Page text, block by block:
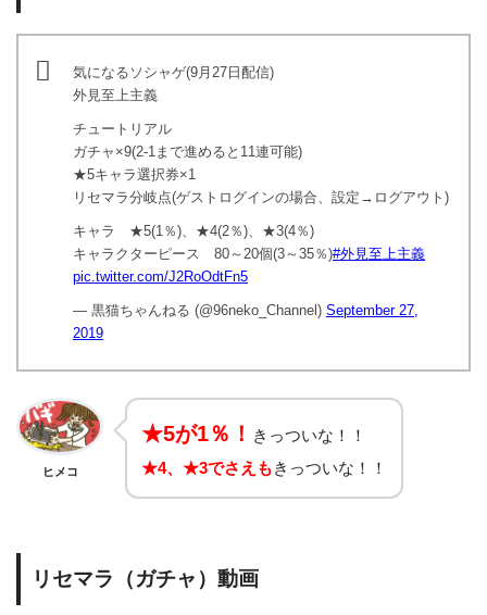
気になるソシャゲ(9月27日配信)
外見至上主義
チュートリアル
ガチャ×9(2-1まで進めると11連可能)
★5キャラ選択券×1
リセマラ分岐点(ゲストログインの場合、設定→ログアウト)
キャラ ★5(1％)、★4(2％)、★3(4％)
キャラクターピース 80～20個(3～35％)#外見至上主義
pic.twitter.com/J2RoOdtFn5
— 黒猫ちゃんねる (@96neko_Channel) September 27,
2019
ヒメコ
★5が1％！ きっついな！！
★4、★3でさえもきっついな！！
リセマラ（ガチャ）動画